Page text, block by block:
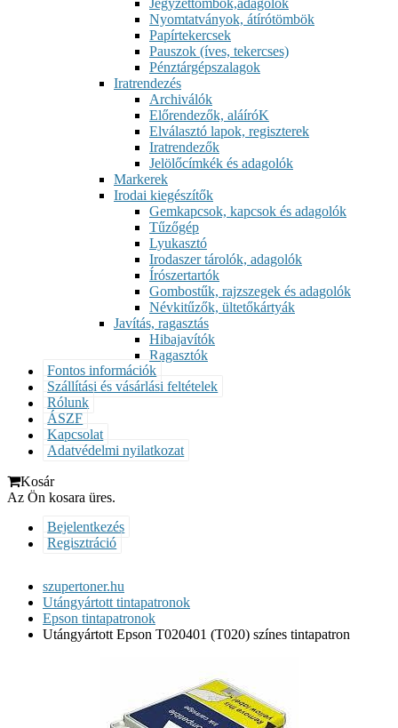
Nyomtatványok, átírótömbök
Papírtekercsek
Pauszok (íves, tekercses)
Pénztárgépszalagok
Iratrendezés
Archiválók
Előrendezők, aláíróK
Elválasztó lapok, regiszterek
Iratrendezők
Jelölőcímkék és adagolók
Markerek
Irodai kiegészítők
Gemkapcsok, kapcsok és adagolók
Tűzőgép
Lyukasztó
Irodaszer tárolók, adagolók
Írószertartók
Gombostűk, rajzszegek és adagolók
Névkitűzők, ültetőkártyák
Javítás, ragasztás
Hibajavítók
Ragasztók
Fontos információk
Szállítási és vásárlási feltételek
Rólunk
ÁSZF
Kapcsolat
Adatvédelmi nyilatkozat
Kosár
Az Ön kosara üres.
Bejelentkezés
Regisztráció
szupertoner.hu
Utángyártott tintapatronok
Epson tintapatronok
Utángyártott Epson T020401 (T020) színes tintapatron